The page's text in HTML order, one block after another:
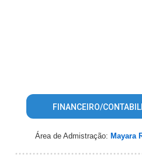
FINANCEIRO/
Área de Admistração: Mayara